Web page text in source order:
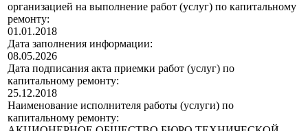
организацией на выполнение работ (услуг) по капитальному
ремонту:
01.01.2018
Дата заполнения информации:
08.05.2026
Дата подписания акта приемки работ (услуг) по
капитальному ремонту:
25.12.2018
Наименование исполнителя работы (услуги) по
капитальному ремонту: